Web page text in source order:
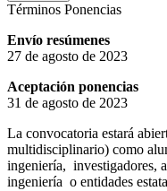
Términos Ponencias
Envío resúmenes
27 de agosto de 2023
Aceptación ponencias
31 de agosto de 2023
La convocatoria estará
multidisciplinario) como
ingeniería, investigadores,
ingeniería o entidades